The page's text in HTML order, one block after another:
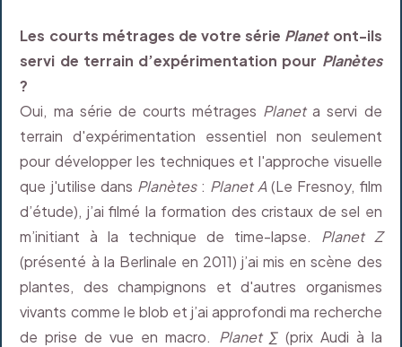
Les courts métrages de votre série Planetont-ils
servi de terrain d’expérimentation pour Planètes
?
Oui, ma série de courts métrages Planeta servi de
terrain d'expérimentation essentiel non seulement
pour développer les techniques et l'approche visuelle
que j'utilise dans Planètes: Planet A (Le Fresnoy, film
d’étude), j’ai filmé la formation des cristaux de sel en
m’initiant à la technique de time-lapse. Planet Z
(présenté à la Berlinale en 2011) j’ai mis en scène des
plantes, des champignons et d'autres organismes
vivants comme le blob et j’ai approfondi ma recherche
de prise de vue en macro. Planet ∑(prix Audi à la